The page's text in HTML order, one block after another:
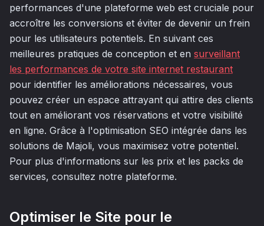
performances d'une plateforme web est cruciale pour
accroître les conversions et éviter de devenir un frein
pour les utilisateurs potentiels. En suivant ces
meilleures pratiques de conception et en surveillant
les performances de votre site internet restaurant
pour identifier les améliorations nécessaires, vous
pouvez créer un espace attrayant qui attire des clients
tout en améliorant vos réservations et votre visibilité
en ligne. Grâce à l'optimisation SEO intégrée dans les
solutions de Majoli, vous maximisez votre potentiel.
Pour plus d'informations sur les prix et les packs de
services, consultez notre plateforme.
Optimiser le Site pour le